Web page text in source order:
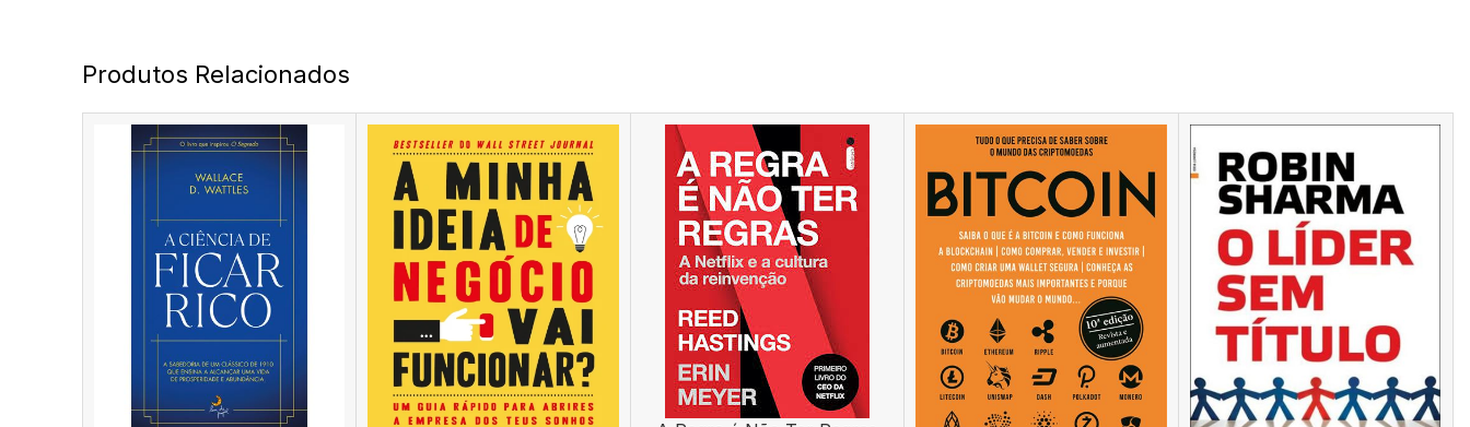
Produtos Relacionados